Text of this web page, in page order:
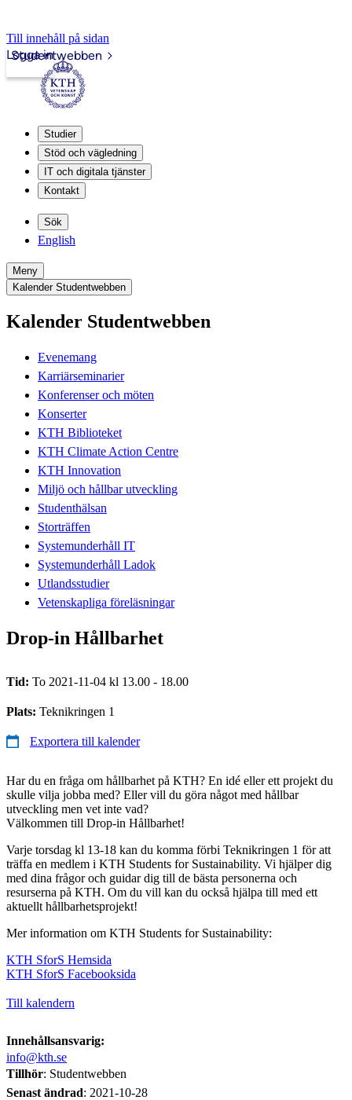
Till innehåll på sidan
Studentwebben
Logga in
Studier
Stöd och vägledning
IT och digitala tjänster
Kontakt
Sök
English
Meny
Kalender Studentwebben
Kalender Studentwebben
Evenemang
Karriärseminarier
Konferenser och möten
Konserter
KTH Biblioteket
KTH Climate Action Centre
KTH Innovation
Miljö och hållbar utveckling
Studenthälsan
Storträffen
Systemunderhåll IT
Systemunderhåll Ladok
Utlandsstudier
Vetenskapliga föreläsningar
Drop-in Hållbarhet
Tid: To 2021-11-04 kl 13.00 - 18.00
Plats: Teknikringen 1
Exportera till kalender
Har du en fråga om hållbarhet på KTH? En idé eller ett projekt du
skulle vilja jobba med? Eller vill du göra något med ​​hållbar
utveckling men vet inte vad?
Välkommen till Drop-in Hållbarhet!
Varje torsdag kl 13-18 kan du komma förbi Teknikringen 1 för att
träffa en medlem i KTH Students for Sustainability. Vi hjälper dig
med dina frågor och guidar dig till de bästa personerna och
resurserna på KTH. Om du vill kan du också hjälpa till med ett
aktuellt hållbarhetsprojekt!
Mer information om KTH Students for Sustainability:
KTH SforS Hemsida
KTH SforS Facebooksida
Till kalendern
Innehållsansvarig:
info@kth.se
Tillhör: Studentwebben
Senast ändrad: 2021-10-28